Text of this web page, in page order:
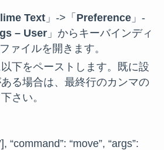
Text」->「 Preference」-
– User」からキーバインディ
ァイルを開きます。
下をペーストします。既に設
る場合は、最終行のカンマの
さい。
“command”: “move”, “args”: